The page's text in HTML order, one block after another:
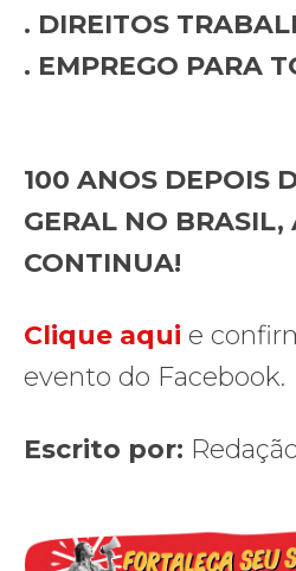
. DIREITOS
. EMPREGO PARA
100 ANOS DEPOIS
GERAL NO BRASIL,
CONTINUA!
Clique aqui e
evento do Facebook.
Escrito por: